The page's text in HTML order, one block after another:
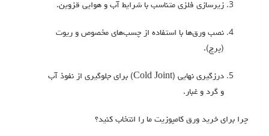
زیرسازی فلزی متناسب با شرایط آب و هوایی قزوین.
نصب ورق‌ها با استفاده از چسب‌های مخصوص و ریوت
(پرچ).
درزگیری نهایی (Cold Joint) برای جلوگیری از نفوذ آب
و گرد و غبار.
چرا برای خرید ورق کامپوزیت ما را انتخاب کنید؟